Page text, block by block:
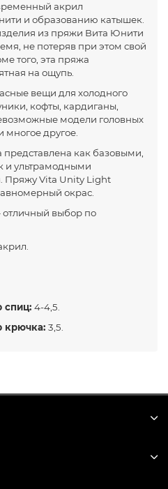
акрил
и образованию катышек.
из пряжи Вита Юнити
не потеряв при этом свой
того, эта пряжа
на ощупь.
вещи для холодного
кофты, кардиганы,
модели головных
другое.
представлена как базовыми,
и ультрамодными
Пряжу Vita Unity Light
окрас.
выбор по
спиц: 4-4,5.
крючка: 3,5.